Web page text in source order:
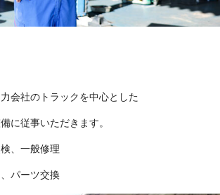
会社のトラックを中心とした
に従事いただきます。
、一般修理
パーツ交換